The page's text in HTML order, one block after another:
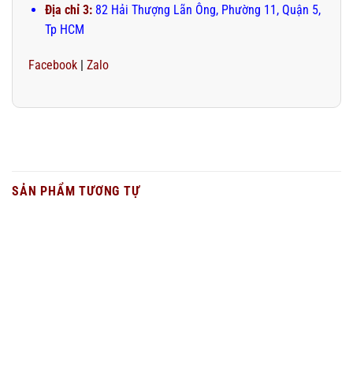
Địa chỉ 3:82 Hải Thượng Lãn Ông, Phường 11, Quận 5,
Tp HCM
Facebook Zalo
SẢN PHẨM TƯƠNG TỰ